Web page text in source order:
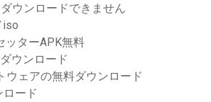
ウンロードできません
iso
ッターAPK無料
ウンロード
ウェアの無料ダウンロード
ード